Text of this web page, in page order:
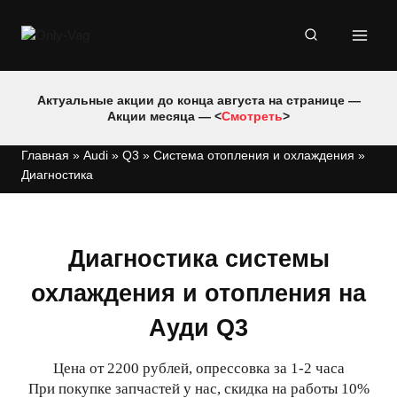
Актуальные акции до конца августа на странице —
Акции месяца — <Смотреть>
Главная » Audi » Q3 » Система отопления и охлаждения »
Диагностика
Диагностика системы
охлаждения и отопления на
Ауди Q3
Цена от 2200 рублей, опрессовка за 1-2 часа
При покупке запчастей у нас, скидка на работы 10%